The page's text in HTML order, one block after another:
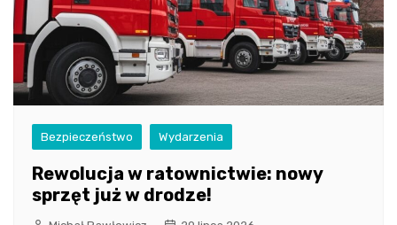
Bezpieczeństwo Wydarzenia
Rewolucja w ratownictwie: nowy
sprzęt już w drodze!